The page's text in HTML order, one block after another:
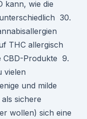
kann, wie die
30.
THC allergisch
CBD-Produkte 9.
vielen
und milde
sichere
wollen) sich eine